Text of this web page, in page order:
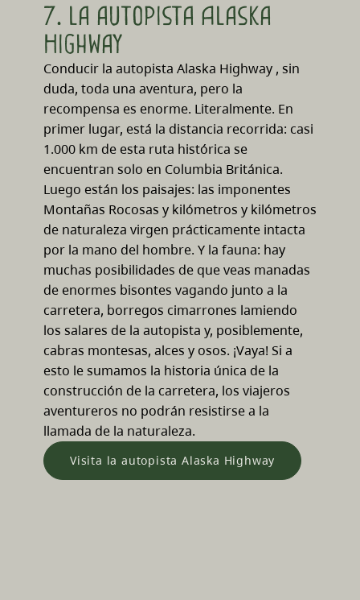
7. la autopista Alaska
Highway
Conducir la autopista Alaska Highway , sin
duda, toda una aventura, pero la
recompensa es enorme. Literalmente. En
primer lugar, está la distancia recorrida: casi
1.000 km de esta ruta histórica se
encuentran solo en Columbia Británica.
Luego están los paisajes: las imponentes
Montañas Rocosas y kilómetros y kilómetros
de naturaleza virgen prácticamente intacta
por la mano del hombre. Y la fauna: hay
muchas posibilidades de que veas manadas
de enormes bisontes vagando junto a la
carretera, borregos cimarrones lamiendo
los salares de la autopista y, posiblemente,
cabras montesas, alces y osos. ¡Vaya! Si a
esto le sumamos la historia única de la
construcción de la carretera, los viajeros
aventureros no podrán resistirse a la
llamada de la naturaleza.
Visita la autopista Alaska Highway